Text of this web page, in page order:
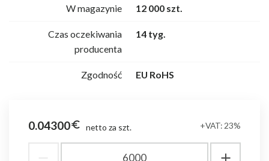
W magazynie 12 000 szt.
Czas oczekiwania
producenta
14 tyg.
Zgodność EU RoHS
0.04300euro_symbol netto za szt. +VAT: 23%